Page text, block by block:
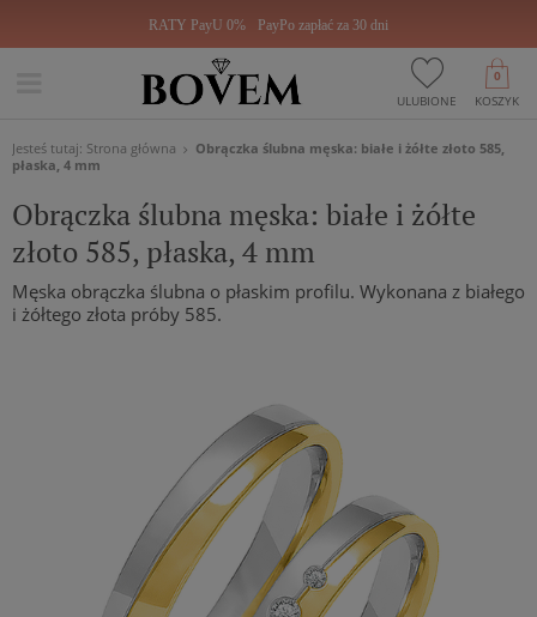
RATY PayU 0% PayPo zapłać za 30 dni
ULUBIONE KOSZYK
0
Jesteś tutaj: Strona główna
Obrączka ślubna męska: białe i żółte złoto 585,
płaska, 4 mm
Obrączka ślubna męska: białe i żółte
złoto 585, płaska, 4 mm
Męska obrączka ślubna o płaskim profilu. Wykonana z białego
i żółtego złota próby 585.